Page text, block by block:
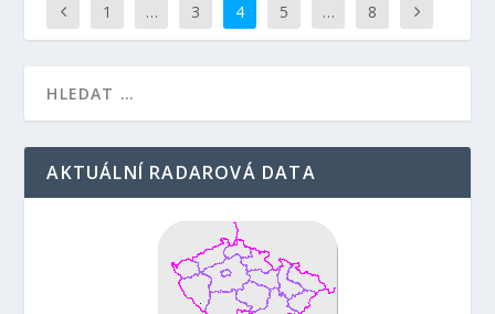
1 … 3 4 5 … 8
AKTUÁLNÍ RADAROVÁ DATA